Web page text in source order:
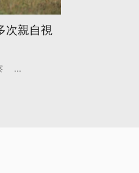
次親自視
...